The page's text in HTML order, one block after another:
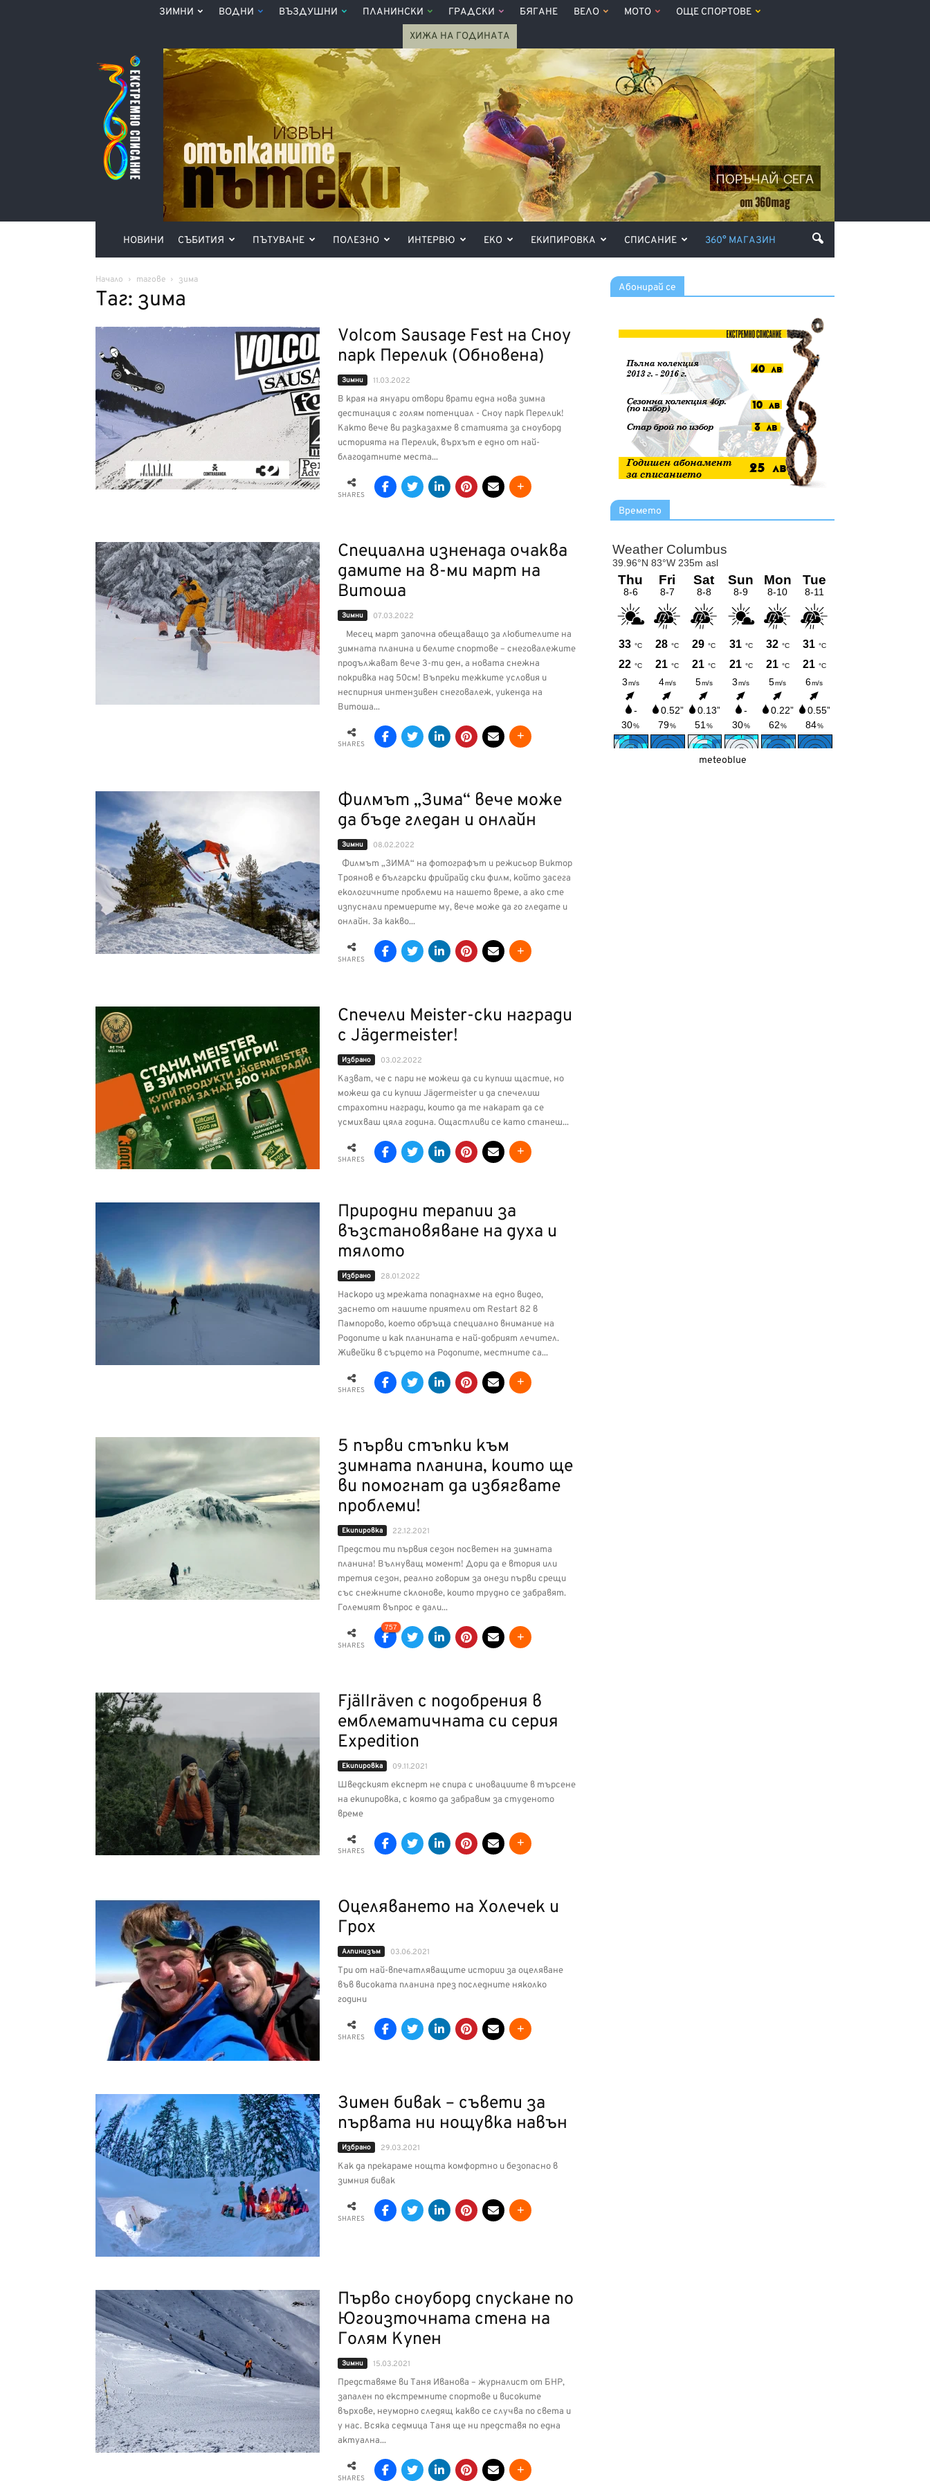
ЗИМНИ ВОДНИ ВЪЗДУШНИ ПЛАНИНСКИ ГРАДСКИ БЯГАНЕ ВЕЛО МОТО ОЩЕ СПОРТОВЕ
ХИЖА НА ГОДИНАТА
Списание
360°
НОВИНИ СЪБИТИЯ ПЪТУВАНЕ ПОЛЕЗНО ИНТЕРВЮ ЕКО ЕКИПИРОВКА СПИСАНИЕ 360° МАГАЗИН
Начало тагове зима
Таг: зима
Volcom Sausage Fest на Сноу
парк Перелик (Обновена)
Зимни 11.03.2022
В края на януари отвори врати една нова зимна
дестинация с голям потенциал - Сноу парк Перелик!
Както вече ви разказахме в статията за сноуборд
историята на Перелик, върхът е едно от най-
благодатните места...
SHARES
Специална изненада очаква
дамите на 8-ми март на
Витоша
Зимни 07.03.2022
Месец март започна обещаващо за любителите на
зимната планина и белите спортове – снеговалежите
продължават вече 3-ти ден, а новата снежна
покривка над 50см! Въпреки тежките условия и
неспирния интензивен снеговалеж, уикенда на
Витоша...
SHARES
Филмът „Зима“ вече може
да бъде гледан и онлайн
Зимни 08.02.2022
Филмът „ЗИМА“ на фотографът и режисьор Виктор
Троянов е български фрийрайд ски филм, който засега
екологичните проблеми на нашето време, а ако сте
изпуснали премиерите му, вече може да го гледате и
онлайн. За какво...
SHARES
Спечели Meister-ски награди
с Jägermeister!
Избрано 03.02.2022
Казват, че с пари не можеш да си купиш щастие, но
можеш да си купиш Jägermeister и да спечелиш
страхотни награди, които да те накарат да се
усмихваш цяла година. Ощастливи се като станеш...
SHARES
Природни терапии за
възстановяване на духа и
тялото
Избрано 28.01.2022
Наскоро из мрежата попаднахме на едно видео,
заснето от нашите приятели от Restart 82 в
Пампорово, което обръща специално внимание на
Родопите и как планината е най-добрият лечител.
Живейки в сърцето на Родопите, местните са...
SHARES
5 първи стъпки към
зимната планина, които ще
ви помогнат да избягвате
проблеми!
Екипировка 22.12.2021
Предстои ти първия сезон посветен на зимната
планина! Вълнуващ момент! Дори да е втория или
третия сезон, реално говорим за онези първи срещи
със снежните склонове, които трудно се забравят.
Големият въпрос е дали...
SHARES
757
Fjällräven с подобрения в
емблематичната си серия
Expedition
Екипировка 09.11.2021
Шведският експерт не спира с иновациите в търсене
на екипировка, с която да забравим за студеното
време
SHARES
Оцеляването на Холечек и
Грох
Алпинизъм 03.06.2021
Три от най-впечатляващите истории за оцеляване
във високата планина през последните няколко
години
SHARES
Зимен бивак – съвети за
първата ни нощувка навън
Избрано 29.03.2021
Как да прекараме нощта комфортно и безопасно в
зимния бивак
SHARES
Първо сноуборд спускане по
Югоизточната стена на
Голям Купен
Зимни 15.03.2021
Представяме ви Таня Иванова – журналист от БНР,
запален по екстремните спортове и високите
върхове, неуморно следящ какво се случва по света и
у нас. Всяка седмица Таня ще ни представя по една
актуална...
SHARES
Абонирай се
Времето
meteoblue